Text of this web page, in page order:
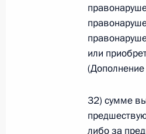
О внесении
26 июля 2026
О
Республики
или
32) сумме
либо за